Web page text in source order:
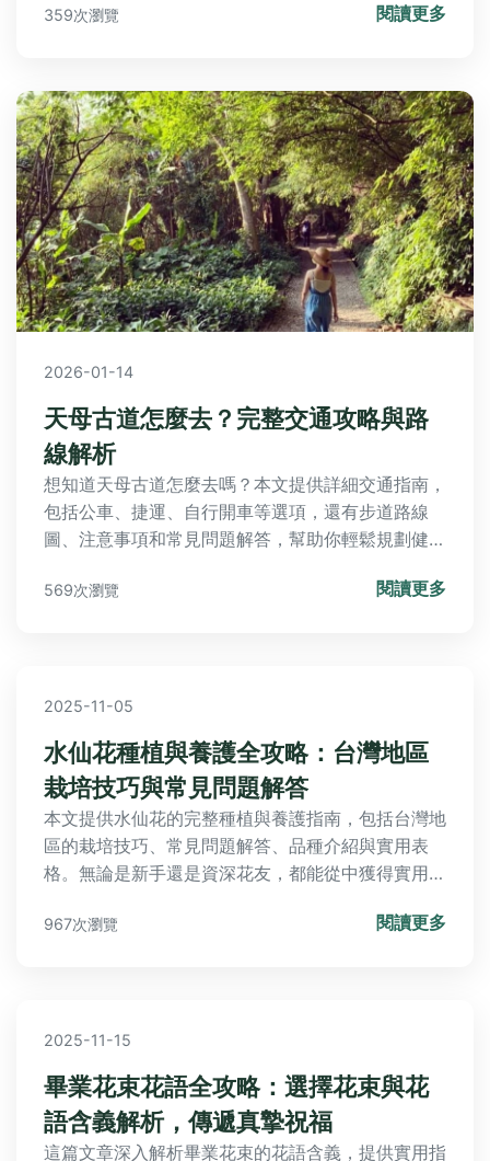
359次瀏覽 閱讀更多
2026-01-14
天母古道怎麼去？完整交通攻略與路
線解析
想知道天母古道怎麼去嗎？本文提供詳細交通指南，
包括公車、捷運、自行開車等選項，還有步道路線
圖、注意事項和常見問題解答，幫助你輕鬆規劃健行
569次瀏覽 閱讀更多
2025-11-05
水仙花種植與養護全攻略：台灣地區
栽培技巧與常見問題解答
本文提供水仙花的完整種植與養護指南，包括台灣地
區的栽培技巧、常見問題解答、品種介紹與實用表
格。無論是新手還是資深花友，都能從中獲得實用信
培育出美麗的水仙花。
967次瀏覽 閱讀更多
2025-11-15
畢業花束花語全攻略：選擇花束與花
語含義解析，傳遞真摯祝福
這篇文章深入解析畢業花束的花語含義，提供實用指